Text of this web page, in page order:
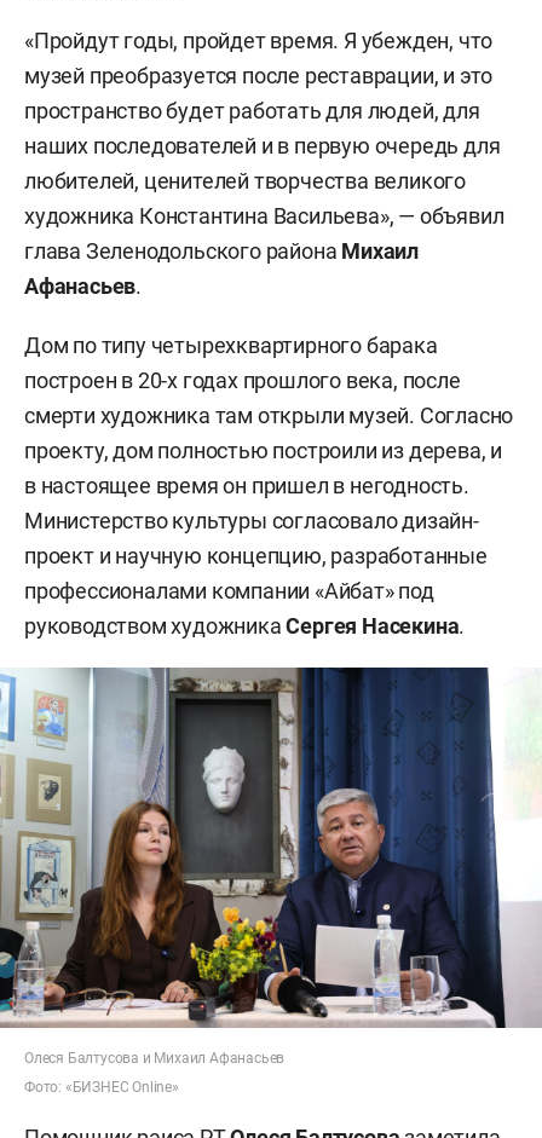
«Пройдут годы, пройдет время. Я убежден, что
музей преобразуется после реставрации, и это
пространство будет работать для людей, для
наших последователей и в первую очередь для
любителей, ценителей творчества великого
художника Константина Васильева», — объявил
глава Зеленодольского района Михаил
Афанасьев.
Дом по типу четырехквартирного барака
построен в 20-х годах прошлого века, после
смерти художника там открыли музей. Согласно
проекту, дом полностью построили из дерева, и
в настоящее время он пришел в негодность.
Министерство культуры согласовало дизайн-
проект и научную концепцию, разработанные
профессионалами компании «Айбат» под
руководством художникаСергея Насекина.
Олеся Балтусова и Михаил Афанасьев
Фото: «БИЗНЕС Online»